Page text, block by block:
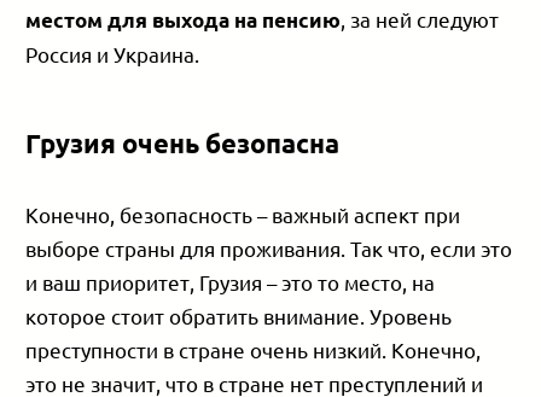
местом для выхода на пенсию , за ней следуют
Россия и Украина.
Грузия очень безопасна
Конечно, безопасность – важный аспект при
выборе страны для проживания. Так что, если это
и ваш приоритет, Грузия – это то место, на
которое стоит обратить внимание. Уровень
преступности в стране очень низкий. Конечно,
это не значит, что в стране нет преступлений и